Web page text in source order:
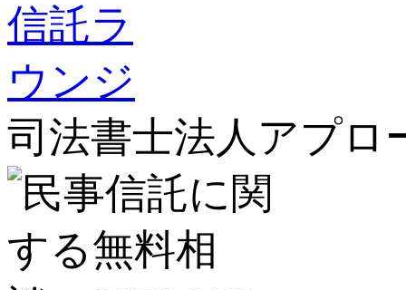
司法書士法人アプロ